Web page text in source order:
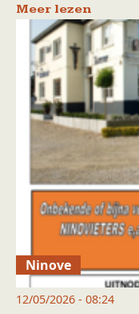
Meer lezen
Ninove
12/05/2026 - 08:24